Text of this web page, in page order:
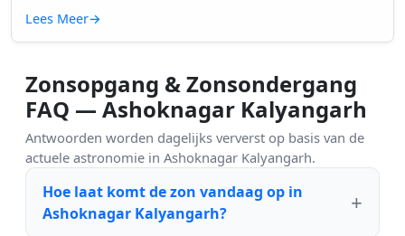
Lees Meer→
Zonsopgang & Zonsondergang
FAQ — Ashoknagar Kalyangarh
Antwoorden worden dagelijks ververst op basis van de
actuele astronomie in Ashoknagar Kalyangarh.
Hoe laat komt de zon vandaag op in
Ashoknagar Kalyangarh?